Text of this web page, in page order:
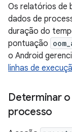
Os relatórios de
dados de
duração do
pontuação
o Android
linhas de
Determinar
processo